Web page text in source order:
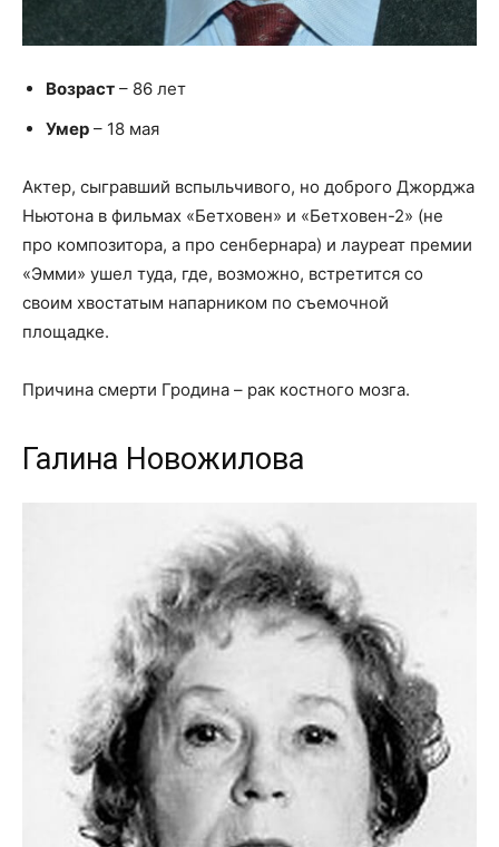
Возраст – 86 лет
Умер – 18 мая
Актер, сыгравший вспыльчивого, но доброго Джорджа
Ньютона в фильмах «Бетховен» и «Бетховен-2» (не
про композитора, а про сенбернара) и лауреат премии
«Эмми» ушел туда, где, возможно, встретится со
своим хвостатым напарником по съемочной
площадке.
Причина смерти Гродина – рак костного мозга.
Галина Новожилова